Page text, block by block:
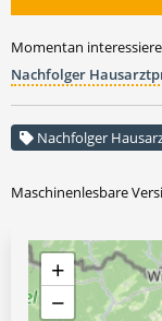
Momentan
Nachfolger
Nachfolger
Maschinenlesbare
+
−